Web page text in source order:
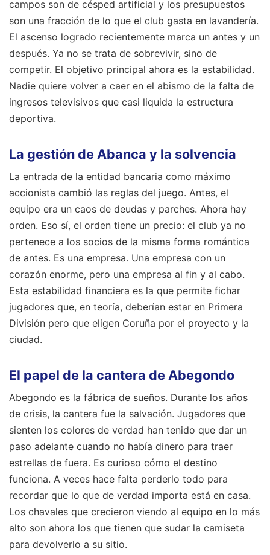
campos son de césped artificial y los presupuestos
son una fracción de lo que el club gasta en lavandería.
El ascenso logrado recientemente marca un antes y un
después. Ya no se trata de sobrevivir, sino de
competir. El objetivo principal ahora es la estabilidad.
Nadie quiere volver a caer en el abismo de la falta de
ingresos televisivos que casi liquida la estructura
deportiva.
La gestión de Abanca y la solvencia
La entrada de la entidad bancaria como máximo
accionista cambió las reglas del juego. Antes, el
equipo era un caos de deudas y parches. Ahora hay
orden. Eso sí, el orden tiene un precio: el club ya no
pertenece a los socios de la misma forma romántica
de antes. Es una empresa. Una empresa con un
corazón enorme, pero una empresa al fin y al cabo.
Esta estabilidad financiera es la que permite fichar
jugadores que, en teoría, deberían estar en Primera
División pero que eligen Coruña por el proyecto y la
ciudad.
El papel de la cantera de Abegondo
Abegondo es la fábrica de sueños. Durante los años
de crisis, la cantera fue la salvación. Jugadores que
sienten los colores de verdad han tenido que dar un
paso adelante cuando no había dinero para traer
estrellas de fuera. Es curioso cómo el destino
funciona. A veces hace falta perderlo todo para
recordar que lo que de verdad importa está en casa.
Los chavales que crecieron viendo al equipo en lo más
alto son ahora los que tienen que sudar la camiseta
para devolverlo a su sitio.